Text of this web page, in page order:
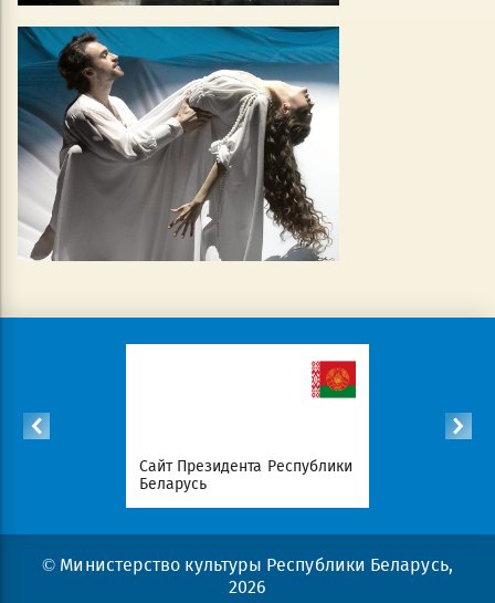
Сайт Президента Республики
Беларусь
© Министерство культуры Республики Беларусь,
2026